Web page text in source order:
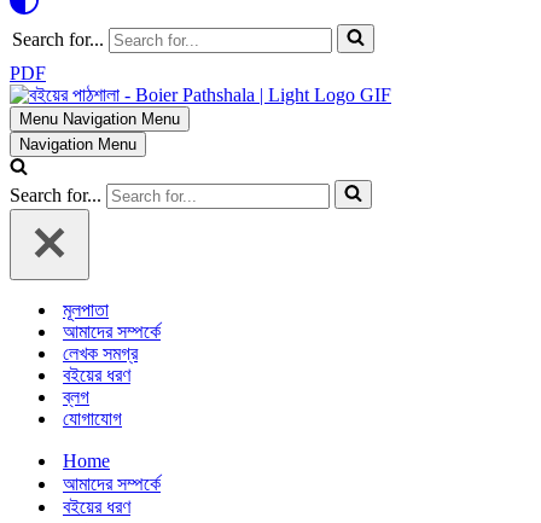
Search for...
PDF
Menu Navigation Menu
Navigation Menu
Search for...
মূলপাতা
আমাদের সম্পর্কে
লেখক সমগ্র
বইয়ের ধরণ
ব্লগ
যোগাযোগ
Home
আমাদের সম্পর্কে
বইয়ের ধরণ